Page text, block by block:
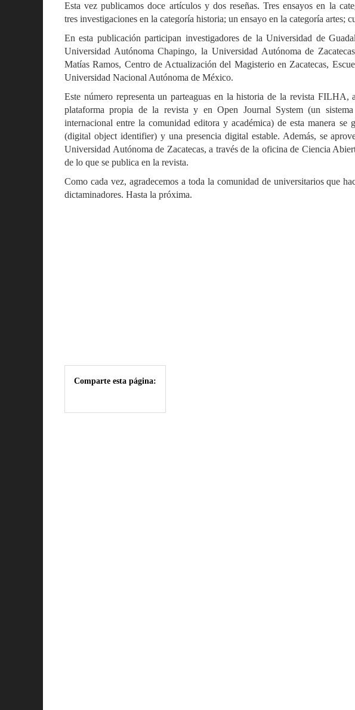
Esta vez publicamos doce artículos y dos reseñas. Tres ensayos en la
tres investigaciones en la categoría historia; un ensayo en la categoría artes;
En esta publicación participan investigadores de la Universidad de
Universidad Autónoma Chapingo, la Universidad Autónoma de
Matías Ramos, Centro de Actualización del Magisterio en Zacatecas,
Universidad Nacional Autónoma de México.
Este número representa un parteaguas en la historia de la revista FILHA,
plataforma propia de la revista y en Open Journal System (un
internacional entre la comunidad editora y académica) de esta manera
(digital object identifier) y una presencia digital estable. Además, se
Universidad Autónoma de Zacatecas, a través de la oficina de Ciencia
de lo que se publica en la revista.
Como cada vez, agradecemos a toda la comunidad de universitarios que
dictaminadores. Hasta la próxima.
Comparte esta página: